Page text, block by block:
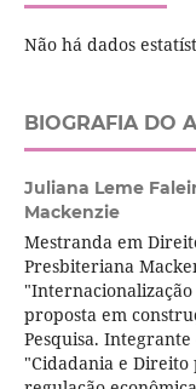
Não há dados
BIOGRAFIA DO
Juliana Leme
Mackenzie
Mestranda em
Presbiteriana
"Internacionalização
proposta em
Pesquisa. Integrante
"Cidadania e Direito